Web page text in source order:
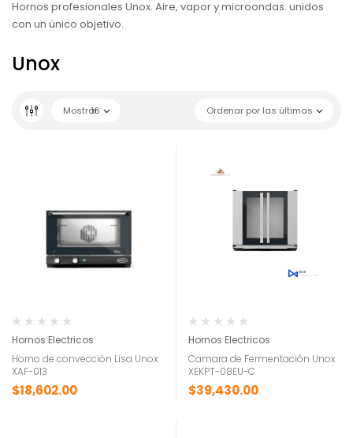
Hornos profesionales Unox. Aire, vapor y microondas: unidos
con un único objetivo.
Unox
Ordenar por las últimas
Mostrar
16
Hornos Electricos
Horno de convección Lisa Unox
XAF-013
$18,602.00
Hornos Electricos
Camara de Fermentación Unox
XEKPT-08EU-C
$39,430.00